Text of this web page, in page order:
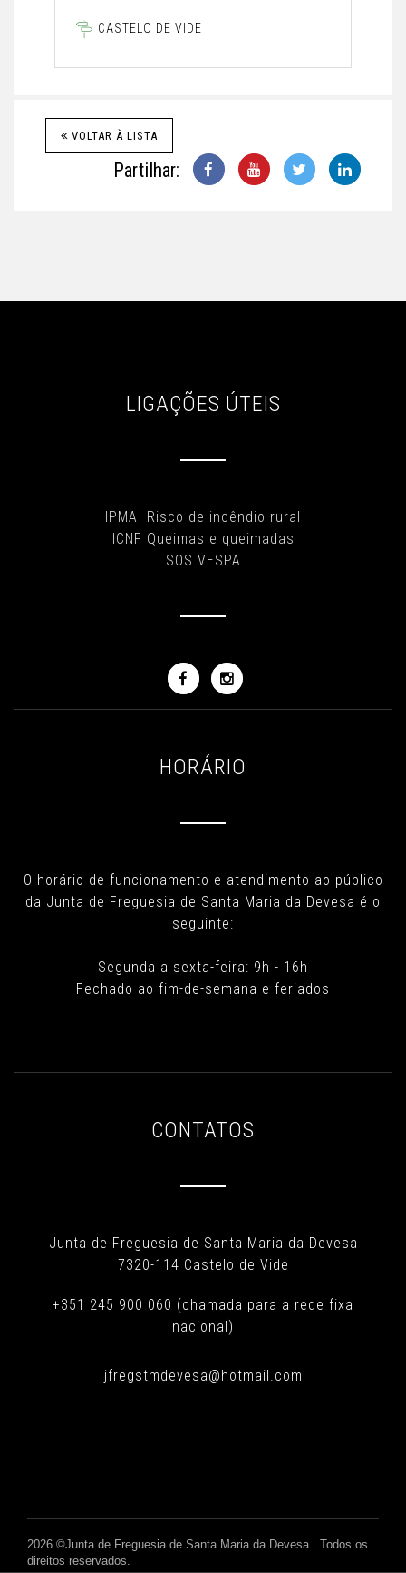
CASTELO DE VIDE
VOLTAR À LISTA
Partilhar:
LIGAÇÕES ÚTEIS
IPMA Risco de incêndio rural
ICNF Queimas e queimadas
SOS VESPA
HORÁRIO
O horário de funcionamento e atendimento ao público
da Junta de Freguesia de Santa Maria da Devesa é o
seguinte:
Segunda a sexta-feira: 9h - 16h
Fechado ao fim-de-semana e feriados
CONTATOS
Junta de Freguesia de Santa Maria da Devesa
7320-114 Castelo de Vide
+351 245 900 060 (chamada para a rede fixa
nacional)
jfregstmdevesa@hotmail.com
2026 ©Junta de Freguesia de Santa Maria da Devesa. Todos os
direitos reservados.